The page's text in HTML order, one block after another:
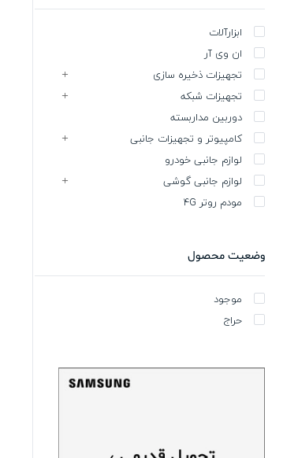
ابزارآلات
ان وی آر
تجهیزات ذخیره سازی
تجهیزات شبکه
دوربین مداربسته
کامپیوتر و تجهیزات جانبی
لوازم جانبی خودرو
لوازم جانبی گوشی
مودم روتر 4G
وضعیت محصول
موجود
حراج